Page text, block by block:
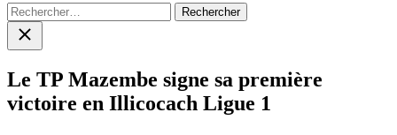
Rechercher :
Close
search
Le TP Mazembe signe sa première
victoire en Illicocach Ligue 1